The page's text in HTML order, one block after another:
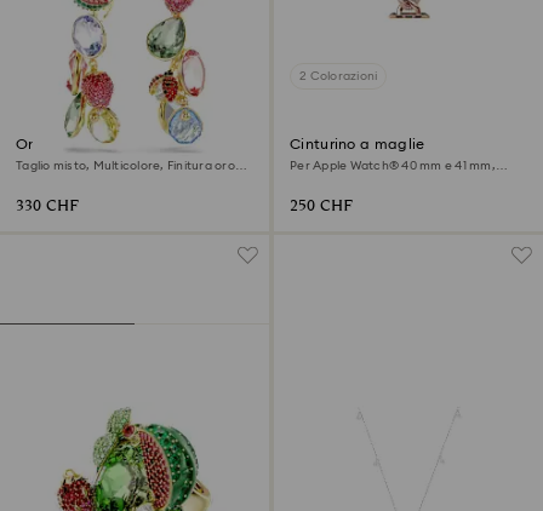
Orecchini a clip Idyllia
Taglio misto, Multicolore, Finitura oro
330 CHF
2 Colorazioni
Cinturino a maglie
Per Apple Watch® 40 mm e 41 mm,
250 CHF